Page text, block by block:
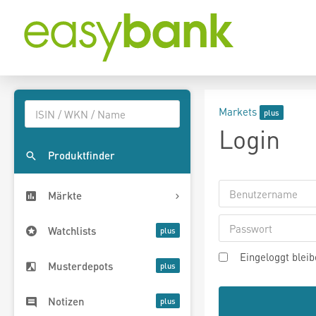
Produktfinder
Märkte
Watchlists
Musterdepots
Notizen
Markets
Login
Eingeloggt